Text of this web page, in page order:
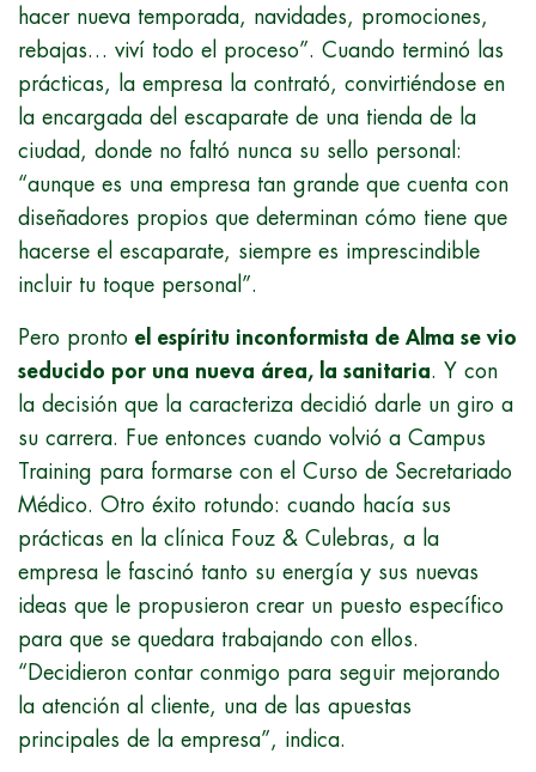
hacer nueva temporada, navidades, promociones,
rebajas… viví todo el proceso”. Cuando terminó las
prácticas, la empresa la contrató, convirtiéndose en
la encargada del escaparate de una tienda de la
ciudad, donde no faltó nunca su sello personal:
“aunque es una empresa tan grande que cuenta con
diseñadores propios que determinan cómo tiene que
hacerse el escaparate, siempre es imprescindible
incluir tu toque personal”.
Pero pronto el espíritu inconformista de Alma se vio
seducido por una nueva área, la sanitaria. Y con
la decisión que la caracteriza decidió darle un giro a
su carrera. Fue entonces cuando volvió a Campus
Training para formarse con el Curso de Secretariado
Médico. Otro éxito rotundo: cuando hacía sus
prácticas en la clínica Fouz & Culebras, a la
empresa le fascinó tanto su energía y sus nuevas
ideas que le propusieron crear un puesto específico
para que se quedara trabajando con ellos.
“Decidieron contar conmigo para seguir mejorando
la atención al cliente, una de las apuestas
principales de la empresa”, indica.